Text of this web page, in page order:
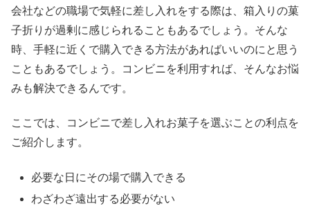
会社などの職場で気軽に差し入れをする際は、箱入りの菓
子折りが過剰に感じられることもあるでしょう。そんな
時、手軽に近くで購入できる方法があればいいのにと思う
こともあるでしょう。コンビニを利用すれば、そんなお悩
みも解決できるんです。
ここでは、コンビニで差し入れお菓子を選ぶことの利点を
ご紹介します。
必要な日にその場で購入できる
わざわざ遠出する必要がない